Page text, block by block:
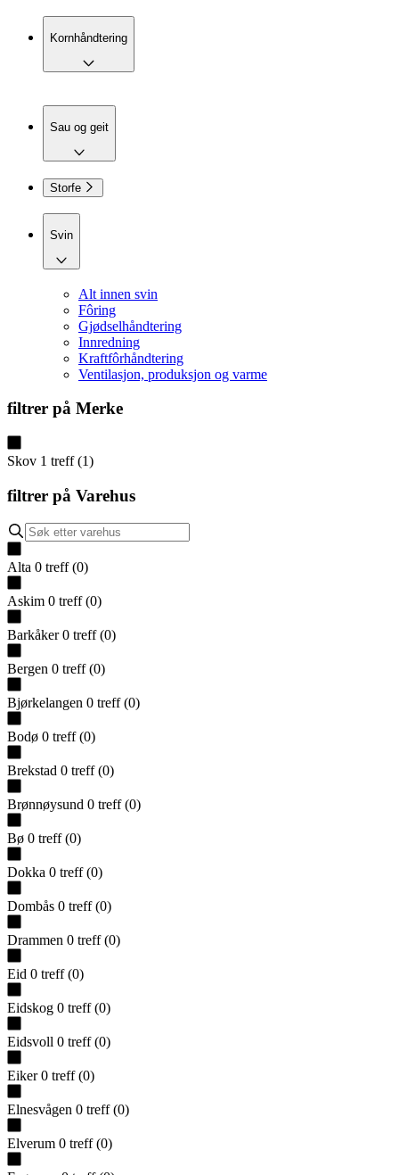
Kornhåndtering
Sau og geit
Storfe
Svin
Alt innen svin
Fôring
Gjødselhåndtering
Innredning
Kraftfôrhåndtering
Ventilasjon, produksjon og varme
filtrer på Merke
Skov 1 treff (1)
filtrer på Varehus
Alta 0 treff (0)
Askim 0 treff (0)
Barkåker 0 treff (0)
Bergen 0 treff (0)
Bjørkelangen 0 treff (0)
Bodø 0 treff (0)
Brekstad 0 treff (0)
Brønnøysund 0 treff (0)
Bø 0 treff (0)
Dokka 0 treff (0)
Dombås 0 treff (0)
Drammen 0 treff (0)
Eid 0 treff (0)
Eidskog 0 treff (0)
Eidsvoll 0 treff (0)
Eiker 0 treff (0)
Elnesvågen 0 treff (0)
Elverum 0 treff (0)